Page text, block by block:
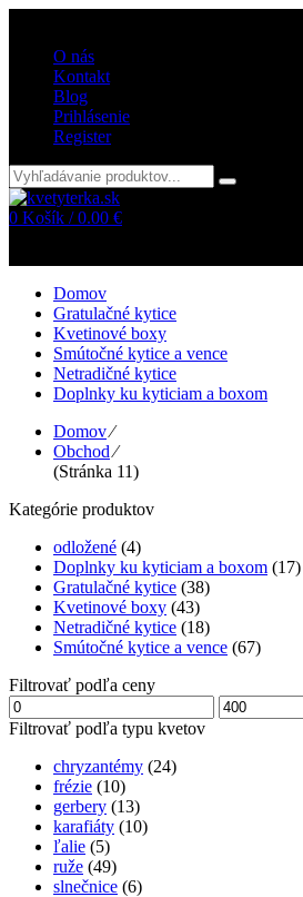
O nás
Kontakt
Blog
Prihlásenie
Register
0 Košík /0.00 €
Domov
Gratulačné kytice
Kvetinové boxy
Smútočné kytice a vence
Netradičné kytice
Doplnky ku kyticiam a boxom
Domov⁄
Obchod⁄
(Stránka 11)
Kategórie produktov
odložené (4)
Doplnky ku kyticiam a boxom (17)
Gratulačné kytice (38)
Kvetinové boxy (43)
Netradičné kytice (18)
Smútočné kytice a vence (67)
Filtrovať podľa ceny
Minimálna
cena
Maximálna
cena
Filtrovať podľa typu kvetov
chryzantémy (24)
frézie (10)
gerbery (13)
karafiáty (10)
ľalie (5)
ruže (49)
slnečnice (6)